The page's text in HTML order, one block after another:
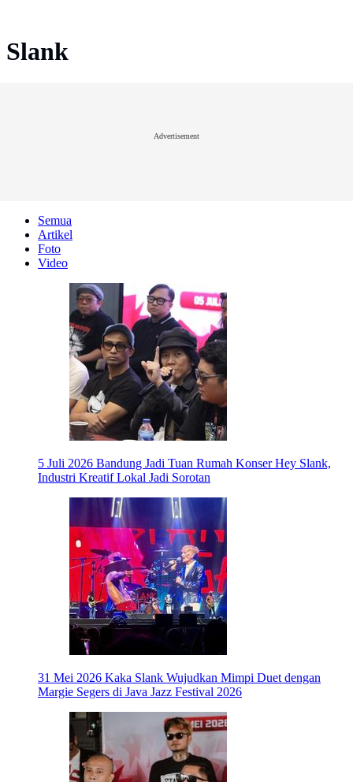
Slank
Advertisement
Semua
Artikel
Foto
Video
5 Juli 2026 Bandung Jadi Tuan Rumah Konser Hey Slank,
Industri Kreatif Lokal Jadi Sorotan
31 Mei 2026 Kaka Slank Wujudkan Mimpi Duet dengan
Margie Segers di Java Jazz Festival 2026